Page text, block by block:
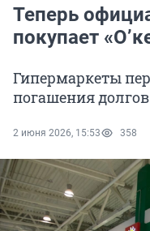
Теперь
покупает
Гипермаркеты
погашения долгов
2 июня 2026, 15:53 358